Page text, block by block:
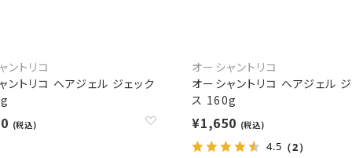
ントリコ
ントリコ ヘアジェル ジェック
(税込)
オーシャントリコ
オーシャントリコ ヘアジェル
ス 160g
¥1,650 (税込)
4.5 （2）